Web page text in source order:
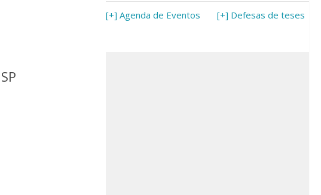
[+] Agenda de Eventos [+] Defesas de teses